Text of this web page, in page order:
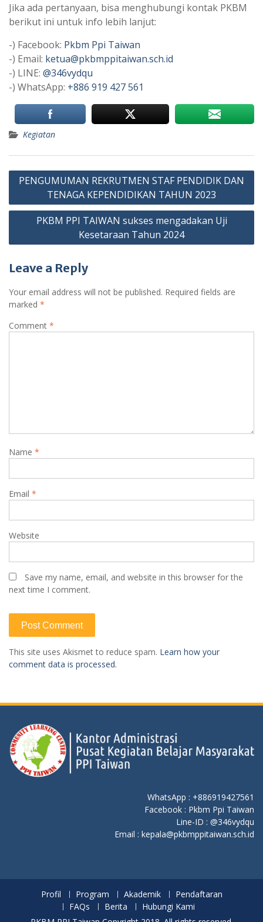
Jika ada pertanyaan, bisa menghubungi kontak PKBM
berikut ini untuk info lebih lanjut:
-) Facebook: Pkbm Ppi Taiwan
-) Email: ketua@pkbmppitaiwan.sch.id
-) LINE: @346vydqu
-) WhatsApp: +886 919 427 561
Kegiatan
PENGUMUMAN REKRUTMEN STAF PENDIDIK DAN
TENAGA KEPENDIDIKAN TAHUN 2023
PKBM PPI TAIWAN sukses mengadakan Uji
Kesetaraan Tahun 2024
Leave a Reply
Your email address will not be published. Required fields are
marked *
Comment *
Name *
Email *
Website
Save my name, email, and website in this browser for the
next time I comment.
This site uses Akismet to reduce spam. Learn how your
comment data is processed.
WhatsApp : +886919427561
Facebook : Pkbm Ppi Taiwan
Line-ID : @346vydqu
Email : kepala@pkbmppitaiwan.sch.id
Profil Program Akademik
Pendaftaran
FAQs
Berita
Hubungi Kami